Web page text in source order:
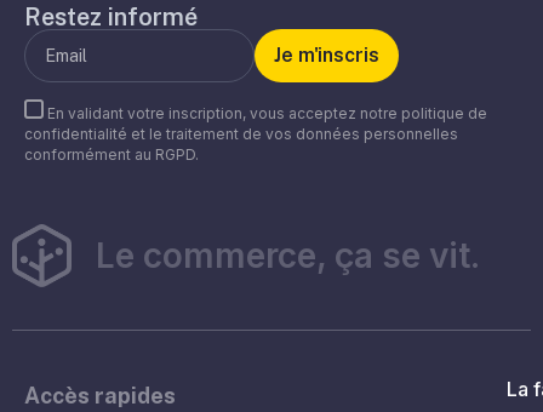
Restez informé
En validant votre inscription, vous acceptez notre politique de
confidentialité et le traitement de vos données personnelles
conformément au RGPD.
Le commerce, ça se vit.
Accès rapides
La